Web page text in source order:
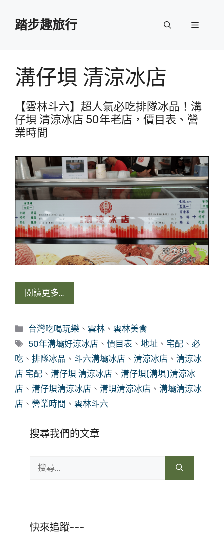
踏步趣旅行 選
溝仔垻 清涼冰店
【雲林斗六】超人氣必吃排隊冰品！溝
仔垻 清涼冰店 50年老店，價目表、營
業時間
閱讀更多…
分
類
台灣吃喝玩樂 、雲林 、雲林美食
標
籤
50年溝壩好涼冰店 、價目表 、地址 、 宅配 、必
吃 、 排隊冰品 、 斗六溝壩冰店 、 清涼冰店 、 清涼冰
店 宅配 、 溝仔垻 清涼冰店 、 溝仔垻(溝埧)清涼冰
店 、 溝仔垻清涼冰店 、 溝垻清涼冰店 、 溝壩清涼冰
店 、 營業時間 、 雲林斗六
搜尋我們的文章
尋:
快來追蹤~~~